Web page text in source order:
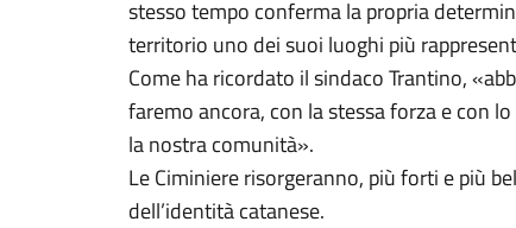
stesso tempo conferma la propria
territorio uno dei suoi luoghi più
Come ha ricordato il sindaco Trantino,
faremo ancora, con la stessa forza e con
la nostra comunità».
Le Ciminiere risorgeranno, più forti e più
dell’identità catanese.